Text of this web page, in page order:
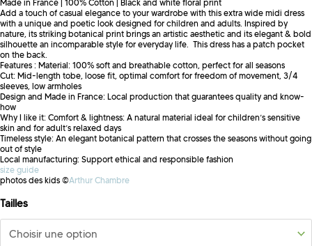
Made in France | 100% Cotton | Black and white floral print
Add a touch of casual elegance to your wardrobe with this extra wide midi dress
with a unique and poetic look designed for children and adults. Inspired by
nature, its striking botanical print brings an artistic aesthetic and its elegant & bold
silhouette an incomparable style for everyday life. This dress has a patch pocket
on the back.
Features : Material: 100% soft and breathable cotton, perfect for all seasons
Cut: Mid-length tobe, loose fit, optimal comfort for freedom of movement, 3/4
sleeves, low armholes
Design and Made in France: Local production that guarantees quality and know-
how
Why I like it: Comfort & lightness: A natural material ideal for children’s sensitive
skin and for adult’s relaxed days
Timeless style: An elegant botanical pattern that crosses the seasons without going
out of style
Local manufacturing: Support ethical and responsible fashion
size guide
photos des kids ©Arthur Chambre
Tailles